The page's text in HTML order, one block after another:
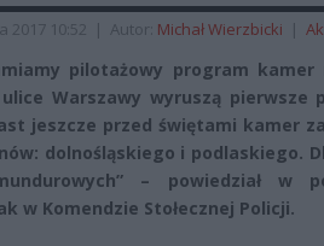
2017 10:52 | Autor: Michał Wierzbicki |
pilotażowy program
Warszawy wyruszą pierwsze
jeszcze przed świętami kamer
dolnośląskiego i podlaskiego.
– powiedział w
w Komendzie Stołecznej Policji.